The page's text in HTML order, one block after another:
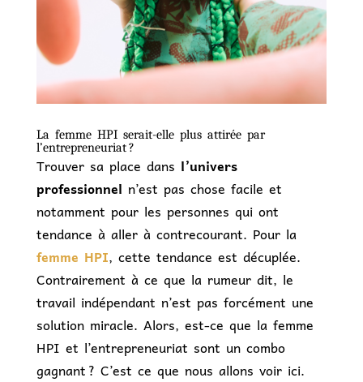
La femme HPI serait-elle plus attirée par
l’entrepreneuriat ?
Trouver sa place dans l’univers
professionnel n’est pas chose facile et
notamment pour les personnes qui ont
tendance à aller à contrecourant. Pour la
femme HPI, cette tendance est décuplée.
Contrairement à ce que la rumeur dit, le
travail indépendant n’est pas forcément une
solution miracle. Alors, est-ce que la femme
HPI et l’entrepreneuriat sont un combo
gagnant ? C’est ce que nous allons voir ici.